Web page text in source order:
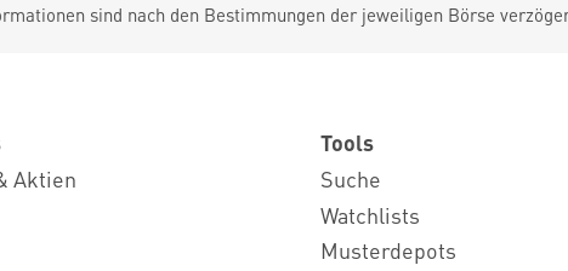
sind nach den Bestimmungen der jeweiligen Börse
Aktien
Tools
Suche
Watchlists
Musterdepots